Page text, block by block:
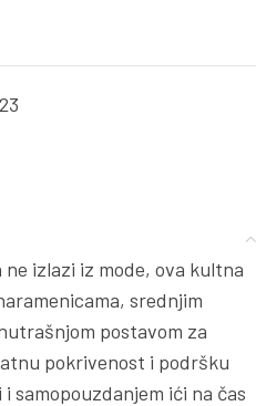
izlazi iz mode, ova kultna
srednjim
postavom za
pokrivenost i podršku
samopouzdanjem ići na čas